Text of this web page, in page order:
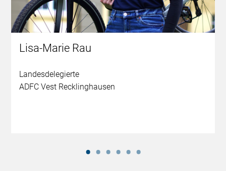
Lisa-Marie Rau
Landesdelegierte
ADFC Vest Recklinghausen